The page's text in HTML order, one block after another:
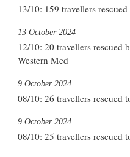
13/10: 159 travellers
12/10: 20 travellers rescued
Western Med
13 October 2024
08/10: 26 travellers rescued
9 October 2024
08/10: 25 travellers rescued
9 October 2024